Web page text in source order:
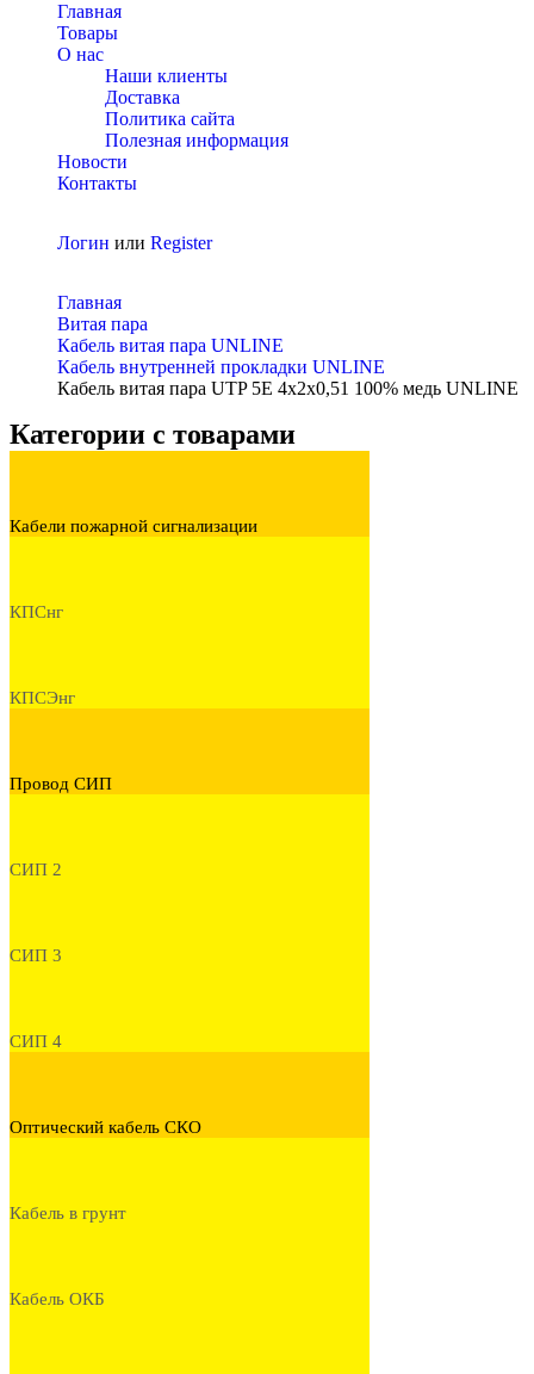
Главная
Товары
О нас
Наши клиенты
Доставка
Политика сайта
Полезная информация
Новости
Контакты
Логин или Register
Главная
Витая пара
Кабель витая пара UNLINE
Кабель внутренней прокладки UNLINE
Кабель витая пара UTP 5E 4x2x0,51 100% медь UNLINE
Категории с товарами
Кабели пожарной сигнализации
КПСнг
КПСЭнг
Провод СИП
СИП 2
СИП 3
СИП 4
Оптический кабель СКО
Кабель в грунт
Кабель ОКБ